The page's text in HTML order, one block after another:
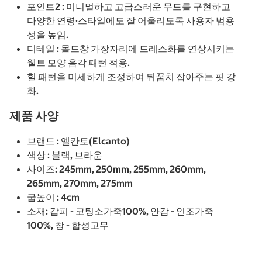
포인트2 : 미니멀하고 고급스러운 무드를 구현하고
다양한 연령·스타일에도 잘 어울리도록 사용자 범용
성을 높임.
디테일 : 몰드창 가장자리에 드레스화를 연상시키는
웰트 모양 음각 패턴 적용.
힐 패턴을 미세하게 조정하여 뒤꿈치 잡아주는 핏 강
화.
제품 사양
브랜드 : 엘칸토(Elcanto)
색상 : 블랙, 브라운
사이즈: 245mm, 250mm, 255mm, 260mm,
265mm, 270mm, 275mm
굽높이 : 4cm
소재: 갑피 - 코팅소가죽100%, 안감 - 인조가죽
100%, 창 - 합성고무